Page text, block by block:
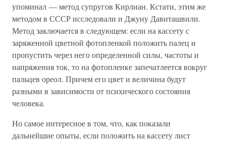
упоминал — метод супругов Кирлиан. Кстати, этим же
методом в СССР исследовали и Джуну Давиташвили.
Метод заключается в следующем: если на кассету с
заряженной цветной фотопленкой положить палец и
пропустить через него определенной силы, частоты и
напряжения ток, то на фотопленке запечатлеется вокруг
пальцев ореол. Причем его цвет и величина будут
разными в зависимости от психического состояния
человека.
Но самое интересное в том, что, как показали
дальнейшие опыты, если положить на кассету лист